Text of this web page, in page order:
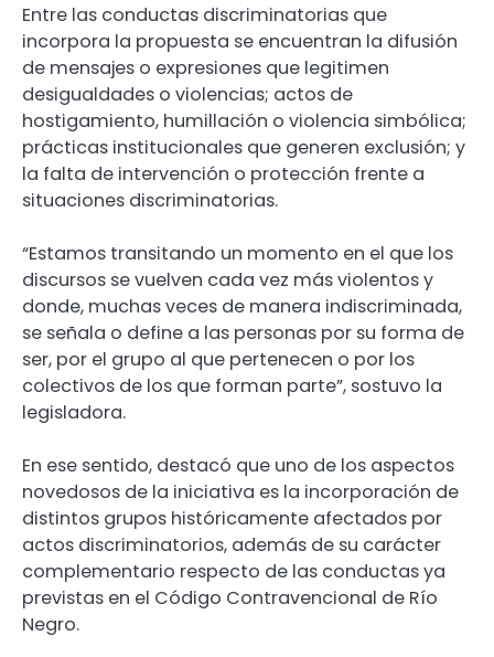
Entre las conductas discriminatorias que
incorpora la propuesta se encuentran la difusión
de mensajes o expresiones que legitimen
desigualdades o violencias; actos de
hostigamiento, humillación o violencia simbólica;
prácticas institucionales que generen exclusión; y
la falta de intervención o protección frente a
situaciones discriminatorias.
“Estamos transitando un momento en el que los
discursos se vuelven cada vez más violentos y
donde, muchas veces de manera indiscriminada,
se señala o define a las personas por su forma de
ser, por el grupo al que pertenecen o por los
colectivos de los que forman parte”, sostuvo la
legisladora.
En ese sentido, destacó que uno de los aspectos
novedosos de la iniciativa es la incorporación de
distintos grupos históricamente afectados por
actos discriminatorios, además de su carácter
complementario respecto de las conductas ya
previstas en el Código Contravencional de Río
Negro.